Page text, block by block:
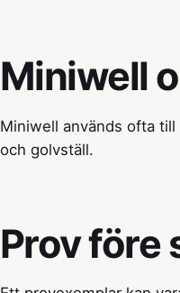
Miniwell
Miniwell används ofta
och golvställ.
Prov före